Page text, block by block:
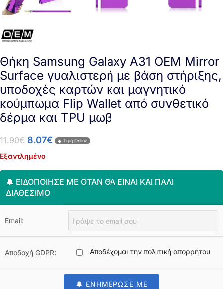
Θήκη Samsung Galaxy A31 OEM Mirror
Surface γυαλιστερή με βάση στήριξης,
υποδοχές καρτών και μαγνητικό
κούμπωμα Flip Wallet από συνθετικό
δέρμα και TPU μωβ
11.90€ 8.07€ Τιμή Online
Εξαντλημένο
🔔 ΕΙΔΟΠΟΊΗΣΈ ΜΕ ΌΤΑΝ ΘΑ ΕΊΝΑΙ ΚΑΙ ΠΆΛΙ
ΔΙΑΘΈΣΙΜΟ
Email:
Αποδοχή GDPR: Αποδέχομαι την πολιτική απορρήτου
🔔 ΕΝΗΜΕΡΩΣΕ ΜΕ